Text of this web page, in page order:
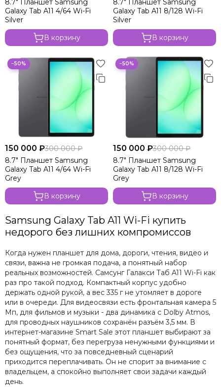
Samsung Galaxy Tab Active5 Wi-Fi
Samsung Galaxy Tab A9+ 2023
Samsung Galaxy Tab A9 2023
Samsung Galaxy Tab S9 FE+
8.7" Планшет Samsung
Galaxy Tab A11 4/64 Wi-Fi
Silver
В корзину
8.7" Планшет Samsung
Galaxy Tab A11 8/128 Wi-Fi
Silver
В корзину
−50%
150 000 ₽300 000 ₽
8.7" Планшет Samsung
Galaxy Tab A11 4/64 Wi-Fi
Grey
В корзину
−50%
150 000 ₽300 000 ₽
8.7" Планшет Samsung
Galaxy Tab A11 8/128 Wi-Fi
Grey
В корзину
Samsung Galaxy Tab A11 Wi-Fi купить
недорого без лишних компромиссов
Когда нужен планшет для дома, дороги, чтения, видео и
связи, важна не громкая подача, а понятный набор
реальных возможностей. Самсунг Галакси Таб A11 Wi-Fi как
раз про такой подход. Компактный корпус удобно
держать одной рукой, а вес 335 г не утомляет в дороге
или в очереди. Для видеосвязи есть фронтальная камера 5
Мп, для фильмов и музыки - два динамика с Dolby Atmos,
для проводных наушников сохранён разъём 3,5 мм. В
интернет-магазине Smart Sale этот планшет выбирают за
понятный формат, без перегруза ненужными функциями и
без ощущения, что за повседневный сценарий
приходится переплачивать. Он не спорит за внимание с
владельцем, а спокойно выполняет свои задачи каждый
день.